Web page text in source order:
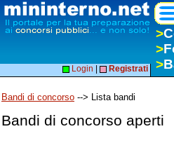
>
>
>
Login Registrati
Bandi di concorso --> Lista bandi
Bandi di concorso aperti